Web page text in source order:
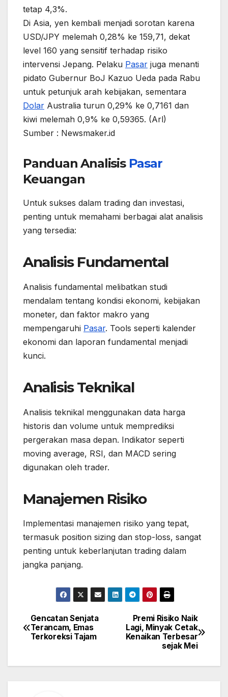
tetap 4,3%.
Di Asia, yen kembali menjadi sorotan karena
USD/JPY melemah 0,28% ke 159,71, dekat
level 160 yang sensitif terhadap risiko
intervensi Jepang. Pelaku Pasar juga menanti
pidato Gubernur BoJ Kazuo Ueda pada Rabu
untuk petunjuk arah kebijakan, sementara
Dolar Australia turun 0,29% ke 0,7161 dan
kiwi melemah 0,9% ke 0,59365. (Arl)
Sumber : Newsmaker.id
Panduan Analisis Pasar
Keuangan
Untuk sukses dalam trading dan investasi,
penting untuk memahami berbagai alat analisis
yang tersedia:
Analisis Fundamental
Analisis fundamental melibatkan studi
mendalam tentang kondisi ekonomi, kebijakan
moneter, dan faktor makro yang
mempengaruhi Pasar. Tools seperti kalender
ekonomi dan laporan fundamental menjadi
kunci.
Analisis Teknikal
Analisis teknikal menggunakan data harga
historis dan volume untuk memprediksi
pergerakan masa depan. Indikator seperti
moving average, RSI, dan MACD sering
digunakan oleh trader.
Manajemen Risiko
Implementasi manajemen risiko yang tepat,
termasuk position sizing dan stop-loss, sangat
penting untuk keberlanjutan trading dalam
jangka panjang.
Post
navigation
Premi Risiko Naik
Lagi, Minyak Cetak
Kenaikan Terbesar
sejak Mei
Gencatan Senjata
Terancam, Emas
Terkoreksi Tajam